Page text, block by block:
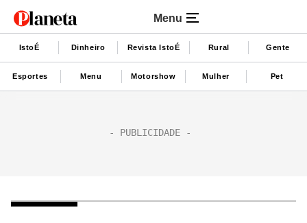
Menu
IstoÉ Dinheiro Revista IstoÉ Rural Gente
Esportes Menu Motorshow Mulher Pet